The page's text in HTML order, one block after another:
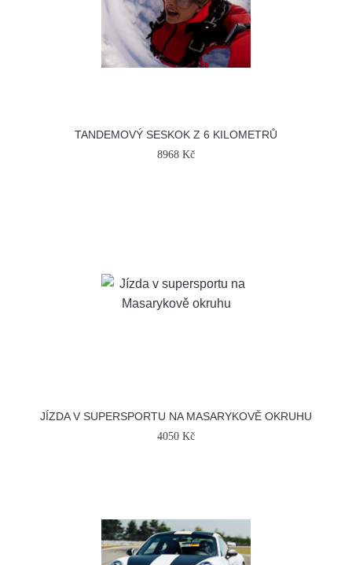
TANDEMOVÝ SESKOK Z 6 KILOMETRŮ
8968 Kč
JÍZDA V SUPERSPORTU NA MASARYKOVĚ OKRUHU
4050 Kč